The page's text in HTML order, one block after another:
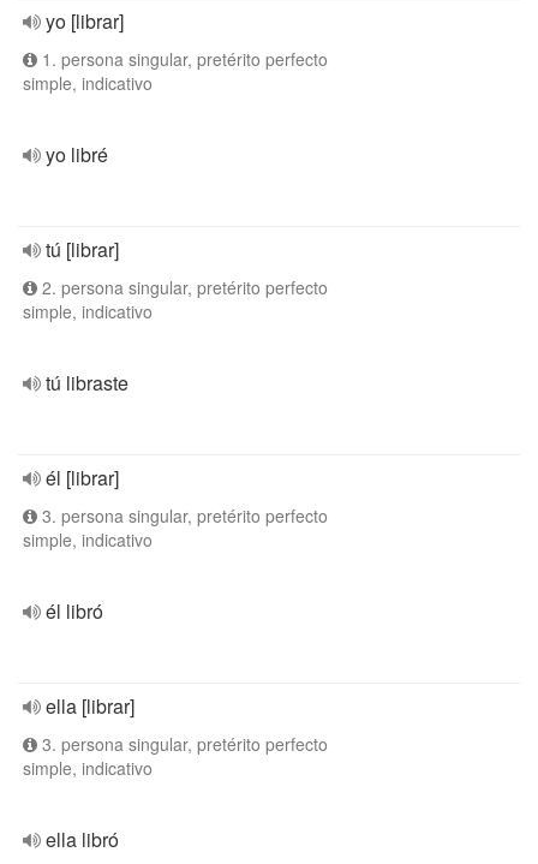
yo [librar]
1. persona singular, pretérito perfecto
simple, indicativo
yo libré
tú [librar]
2. persona singular, pretérito perfecto
simple, indicativo
tú libraste
él [librar]
3. persona singular, pretérito perfecto
simple, indicativo
él libró
ella [librar]
3. persona singular, pretérito perfecto
simple, indicativo
ella libró